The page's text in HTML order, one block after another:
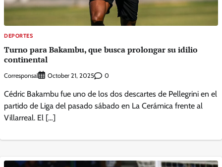
DEPORTES
Turno para Bakambu, que busca prolongar su idilio
continental
Corresponsal October 21, 2025 0
Cédric Bakambu fue uno de los dos descartes de Pellegrini en el
partido de Liga del pasado sábado en La Cerámica frente al
Villarreal. El […]